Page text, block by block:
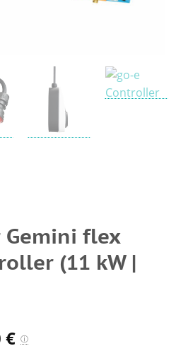
Gemini flex
(11 kW |
€ ⓘ